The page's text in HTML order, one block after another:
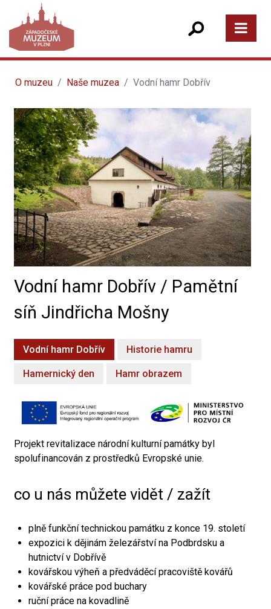
O muzeu Naše muzea Vodní hamr Dobřív
Vodní hamr Dobřív / Pamětní
síň Jindřicha Mošny
Vodní hamr Dobřív Historie hamru
Hamernický den Hamr obrazem
Projekt revitalizace národní kulturní památky byl
spolufinancován z prostředků Evropské unie.
co u nás můžete vidět / zažít
plně funkční technickou památku z konce 19. století
expozici k dějinám železářství na Podbrdsku a
hutnictví v Dobřívě
kovářskou výheň a předváděcí pracoviště kovářů
kovářské práce pod buchary
ruční práce na kovadlině